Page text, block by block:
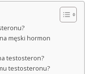
męski hormon
testosteron?
testosteronu?